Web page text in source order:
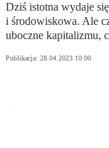
Dziś istotna wydaje
i środowiskowa. Ale
uboczne kapitalizmu,
Publikacja: 28.04.2023 10:00